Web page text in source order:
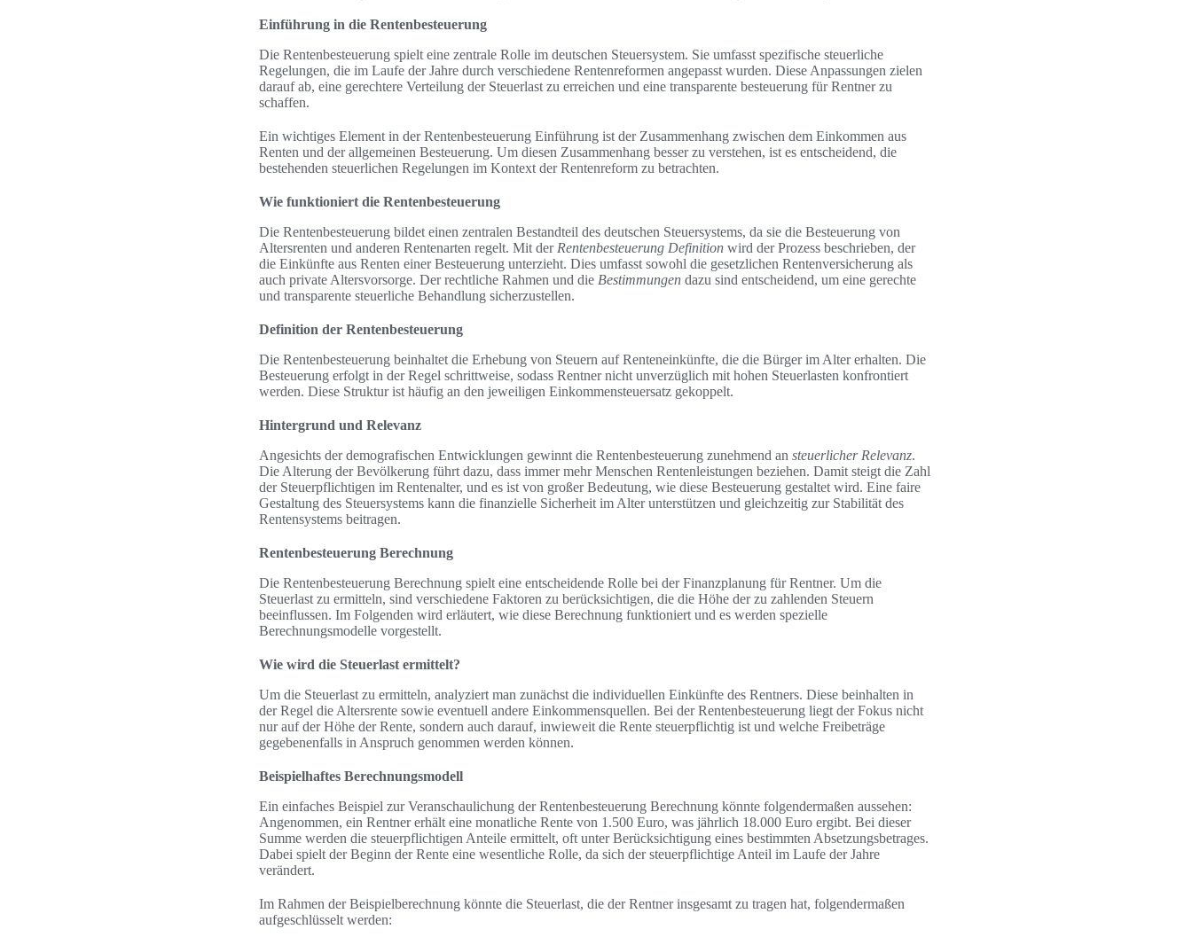
Einführung in die Rentenbesteuerung
Die Rentenbesteuerung spielt eine zentrale Rolle im deutschen Steuersystem. Sie umfasst spezifische steuerliche
Regelungen, die im Laufe der Jahre durch verschiedene Rentenreformen angepasst wurden. Diese Anpassungen zielen
darauf ab, eine gerechtere Verteilung der Steuerlast zu erreichen und eine transparente besteuerung für Rentner zu
schaffen.
Ein wichtiges Element in der Rentenbesteuerung Einführung ist der Zusammenhang zwischen dem Einkommen aus
Renten und der allgemeinen Besteuerung. Um diesen Zusammenhang besser zu verstehen, ist es entscheidend, die
bestehenden steuerlichen Regelungen im Kontext der Rentenreform zu betrachten.
Wie funktioniert die Rentenbesteuerung
Die Rentenbesteuerung bildet einen zentralen Bestandteil des deutschen Steuersystems, da sie die Besteuerung von
Altersrenten und anderen Rentenarten regelt. Mit der Rentenbesteuerung Definition wird der Prozess beschrieben, der
die Einkünfte aus Renten einer Besteuerung unterzieht. Dies umfasst sowohl die gesetzlichen Rentenversicherung als
auch private Altersvorsorge. Der rechtliche Rahmen und die Bestimmungen dazu sind entscheidend, um eine gerechte
und transparente steuerliche Behandlung sicherzustellen.
Definition der Rentenbesteuerung
Die Rentenbesteuerung beinhaltet die Erhebung von Steuern auf Renteneinkünfte, die die Bürger im Alter erhalten. Die
Besteuerung erfolgt in der Regel schrittweise, sodass Rentner nicht unverzüglich mit hohen Steuerlasten konfrontiert
werden. Diese Struktur ist häufig an den jeweiligen Einkommensteuersatz gekoppelt.
Hintergrund und Relevanz
Angesichts der demografischen Entwicklungen gewinnt die Rentenbesteuerung zunehmend an steuerlicher Relevanz.
Die Alterung der Bevölkerung führt dazu, dass immer mehr Menschen Rentenleistungen beziehen. Damit steigt die Zahl
der Steuerpflichtigen im Rentenalter, und es ist von großer Bedeutung, wie diese Besteuerung gestaltet wird. Eine faire
Gestaltung des Steuersystems kann die finanzielle Sicherheit im Alter unterstützen und gleichzeitig zur Stabilität des
Rentensystems beitragen.
Rentenbesteuerung Berechnung
Die Rentenbesteuerung Berechnung spielt eine entscheidende Rolle bei der Finanzplanung für Rentner. Um die
Steuerlast zu ermitteln, sind verschiedene Faktoren zu berücksichtigen, die die Höhe der zu zahlenden Steuern
beeinflussen. Im Folgenden wird erläutert, wie diese Berechnung funktioniert und es werden spezielle
Berechnungsmodelle vorgestellt.
Wie wird die Steuerlast ermittelt?
Um die Steuerlast zu ermitteln, analyziert man zunächst die individuellen Einkünfte des Rentners. Diese beinhalten in
der Regel die Altersrente sowie eventuell andere Einkommensquellen. Bei der Rentenbesteuerung liegt der Fokus nicht
nur auf der Höhe der Rente, sondern auch darauf, inwieweit die Rente steuerpflichtig ist und welche Freibeträge
gegebenenfalls in Anspruch genommen werden können.
Beispielhaftes Berechnungsmodell
Ein einfaches Beispiel zur Veranschaulichung der Rentenbesteuerung Berechnung könnte folgendermaßen aussehen:
Angenommen, ein Rentner erhält eine monatliche Rente von 1.500 Euro, was jährlich 18.000 Euro ergibt. Bei dieser
Summe werden die steuerpflichtigen Anteile ermittelt, oft unter Berücksichtigung eines bestimmten Absetzungsbetrages.
Dabei spielt der Beginn der Rente eine wesentliche Rolle, da sich der steuerpflichtige Anteil im Laufe der Jahre
verändert.
Im Rahmen der Beispielberechnung könnte die Steuerlast, die der Rentner insgesamt zu tragen hat, folgendermaßen
aufgeschlüsselt werden: